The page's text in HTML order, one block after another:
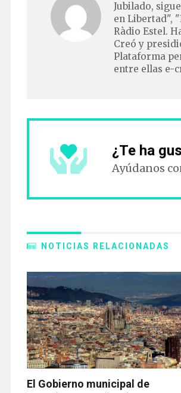
Jubilado,
en Libertad",
Ràdio Estel.
Creó y
Plataforma
entre ellas e-
¿Te ha
Ayúdanos
NOTICIAS RELACIONADAS
El Gobierno municipal de